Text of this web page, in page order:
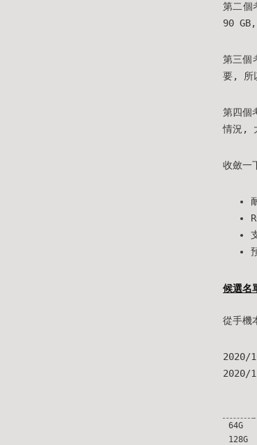
第二個
90
第三個
要, 所
第四個
情況,
收斂一
候選名
從手機
2020/
2020/
64G
128G